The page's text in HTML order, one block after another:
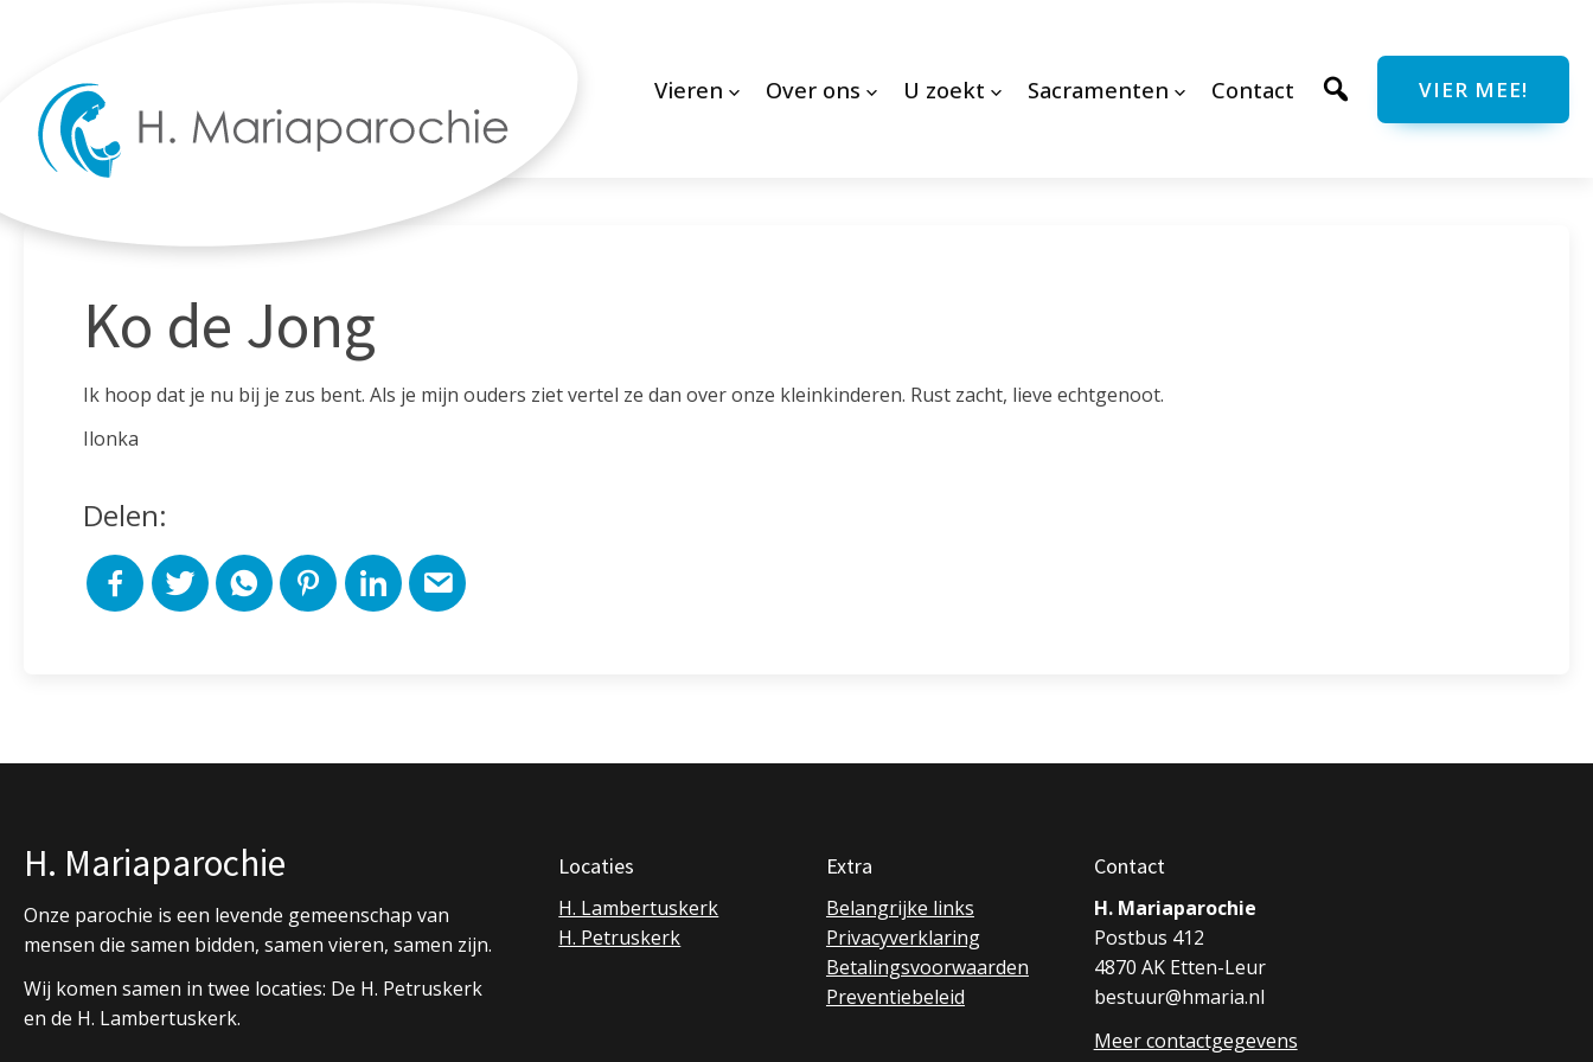
Vieren Over ons U zoekt Sacramenten Contact VIER MEE!
Ko de Jong
Ik hoop dat je nu bij je zus bent. Als je mijn ouders ziet vertel ze dan over onze kleinkinderen. Rust zacht, lieve echtgenoot.
Ilonka
Delen:
H. Mariaparochie
Onze parochie is een levende gemeenschap van
mensen die samen bidden, samen vieren, samen zijn.
Wij komen samen in twee locaties: De H. Petruskerk
en de H. Lambertuskerk.
Locaties
H. Lambertuskerk
H. Petruskerk
Extra
Belangrijke links
Privacyverklaring
Betalingsvoorwaarden
Preventiebeleid
Contact
H. Mariaparochie
Postbus 412
4870 AK Etten-Leur
bestuur@hmaria.nl
Meer contactgegevens